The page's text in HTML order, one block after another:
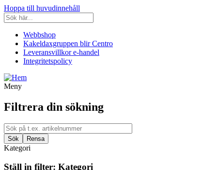
Hoppa till huvudinnehåll
Webbshop
Kakeldaxgruppen blir Centro
Leveransvillkor e-handel
Integritetspolicy
Meny
Filtrera din sökning
Kategori
Ställ in filter: Kategori